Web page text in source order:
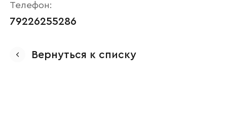
Телефон:
79226255286
Вернуться к списку